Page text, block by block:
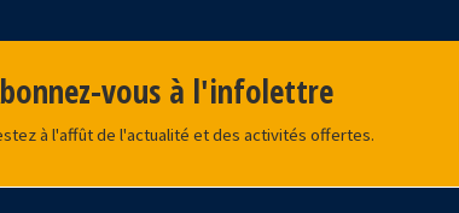
vous à l'infolettre
à l'affût de l'actualité et des activités offertes.